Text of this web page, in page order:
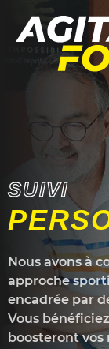
SUIVI
Nous avons à
approche
encadrée par
Vous
boosteront